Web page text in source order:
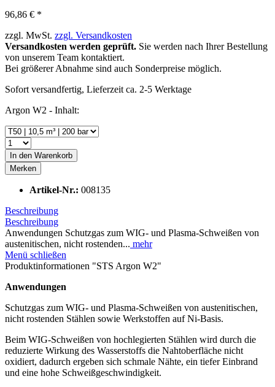
96,86 € *
zzgl. MwSt. zzgl. Versandkosten
Versandkosten werden geprüft. Sie werden nach Ihrer Bestellung
von unserem Team kontaktiert.
Bei größerer Abnahme sind auch Sonderpreise möglich.
Sofort versandfertig, Lieferzeit ca. 2-5 Werktage
Argon W2 - Inhalt:
In den Warenkorb
Merken
Artikel-Nr.: 008135
Beschreibung
Beschreibung
Anwendungen Schutzgas zum WIG- und Plasma-Schweißen von
austenitischen, nicht rostenden... mehr
Menü schließen
Produktinformationen "STS Argon W2"
Anwendungen
Schutzgas zum WIG- und Plasma-Schweißen von austenitischen,
nicht rostenden Stählen sowie Werkstoffen auf Ni-Basis.
Beim WIG-Schweißen von hochlegierten Stählen wird durch die
reduzierte Wirkung des Wasserstoffs die Nahtoberfläche nicht
oxidiert, dadurch ergeben sich schmale Nähte, ein tiefer Einbrand
und eine hohe Schweißgeschwindigkeit.